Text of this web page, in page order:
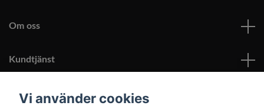
Om oss
Kundtjänst
Läs mer
Vi använder cookies